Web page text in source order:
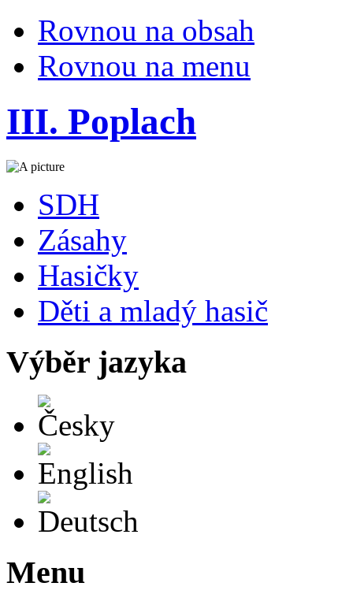
Rovnou na obsah
Rovnou na menu
III. Poplach
SDH
Zásahy
Hasičky
Děti a mladý hasič
Výběr jazyka
Menu